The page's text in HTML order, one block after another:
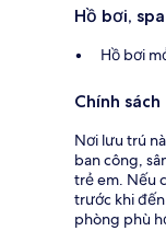
Hồ bơi,
Hồ bơi
Chính sách
Nơi lưu trú
ban công,
trẻ em. Nếu
trước khi
phòng phù